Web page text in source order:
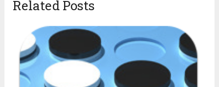
Related Posts